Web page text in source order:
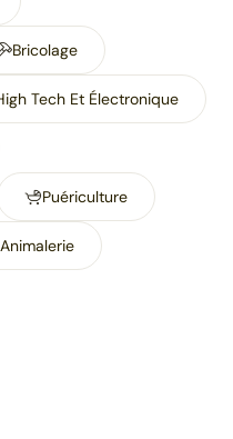
Bricolage
Tech Et Électronique
Puériculture
Animalerie